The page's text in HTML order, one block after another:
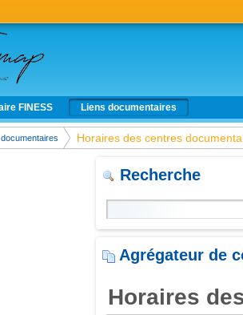
documentaires - Liens
FINESS Liens documentaires
Horaires des centres
Recherche
Agrégateur de
Horaires